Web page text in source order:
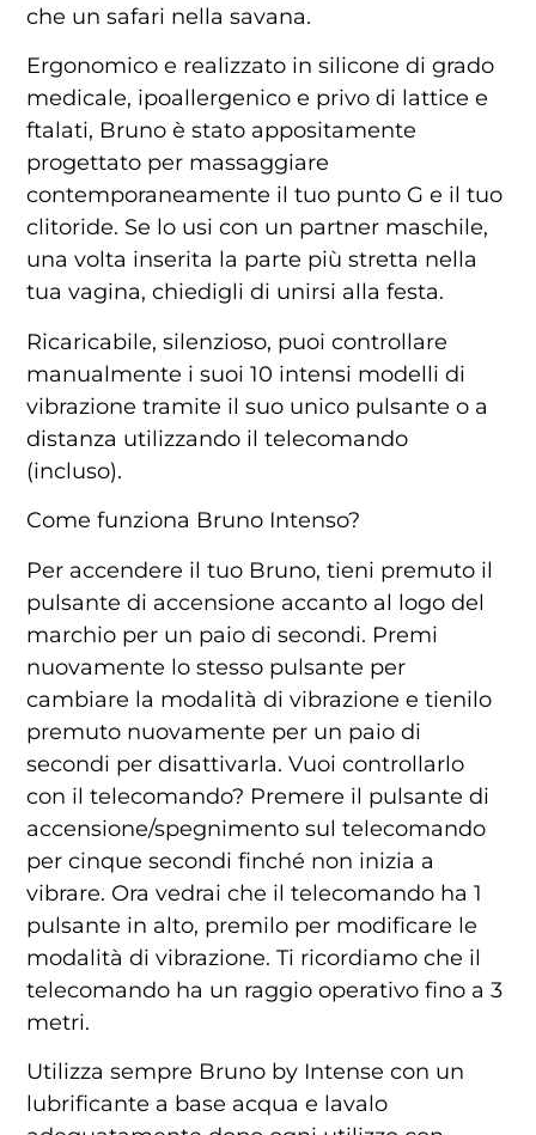
che un safari nella savana.
Ergonomico e realizzato in silicone di grado
medicale, ipoallergenico e privo di lattice e
ftalati, Bruno è stato appositamente
progettato per massaggiare
contemporaneamente il tuo punto G e il tuo
clitoride. Se lo usi con un partner maschile,
una volta inserita la parte più stretta nella
tua vagina, chiedigli di unirsi alla festa.
Ricaricabile, silenzioso, puoi controllare
manualmente i suoi 10 intensi modelli di
vibrazione tramite il suo unico pulsante o a
distanza utilizzando il telecomando
(incluso).
Come funziona Bruno Intenso?
Per accendere il tuo Bruno, tieni premuto il
pulsante di accensione accanto al logo del
marchio per un paio di secondi. Premi
nuovamente lo stesso pulsante per
cambiare la modalità di vibrazione e tienilo
premuto nuovamente per un paio di
secondi per disattivarla. Vuoi controllarlo
con il telecomando? Premere il pulsante di
accensione/spegnimento sul telecomando
per cinque secondi finché non inizia a
vibrare. Ora vedrai che il telecomando ha 1
pulsante in alto, premilo per modificare le
modalità di vibrazione. Ti ricordiamo che il
telecomando ha un raggio operativo fino a 3
metri.
Utilizza sempre Bruno by Intense con un
lubrificante a base acqua e lavalo